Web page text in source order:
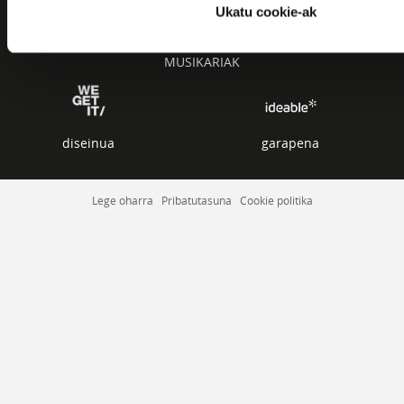
Ukatu cookie-ak
AZKEN KANTUAK
MUSIKARIAK
diseinua garapena
Lege oharra Pribatutasuna Cookie politika